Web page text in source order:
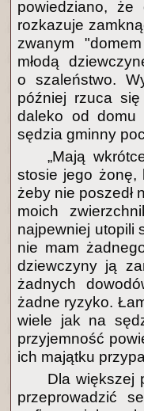
powiedziano, że
rozkazuje
zwanym
młodą
o szaleństwo.
później rzuca
daleko od domu
sędzia gminny
„Mają
stosie jego żonę,
żeby nie poszedł
moich
najpewniej utopili
nie mam
dziewczyny ją
żadnych
żadne ryzyko.
wiele jak na
przyjemność
ich majątku
Dla większej
przeprowadzić